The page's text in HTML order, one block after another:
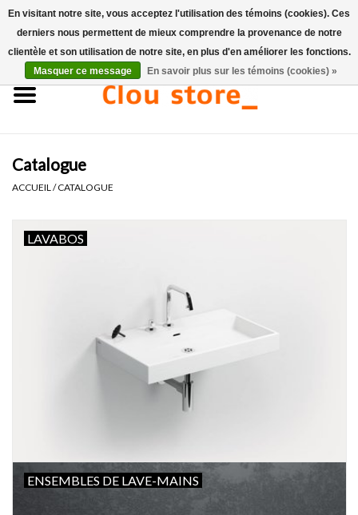
Accueil
Ensembles de lave-mains
pièce de rechange
Catalogue
ACCUEIL /CATALOGUE
LAVABOS
ENSEMBLES DE LAVE-MAINS
En visitant notre site, vous acceptez l'utilisation des témoins (cookies). Ces
derniers nous permettent de mieux comprendre la provenance de notre
clientèle et son utilisation de notre site, en plus d'en améliorer les fonctions.
Masquer ce message
En savoir plus sur les témoins (cookies) »